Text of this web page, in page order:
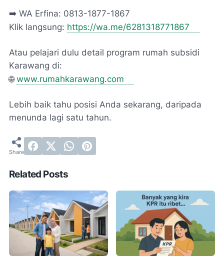
➡️ WA Erfina: 0813-1877-1867
Klik langsung: https://wa.me/6281318771867
Atau pelajari dulu detail program rumah subsidi
Karawang di:
🌐www.rumahkarawang.com
Lebih baik tahu posisi Anda sekarang, daripada
menunda lagi satu tahun.
Related Posts